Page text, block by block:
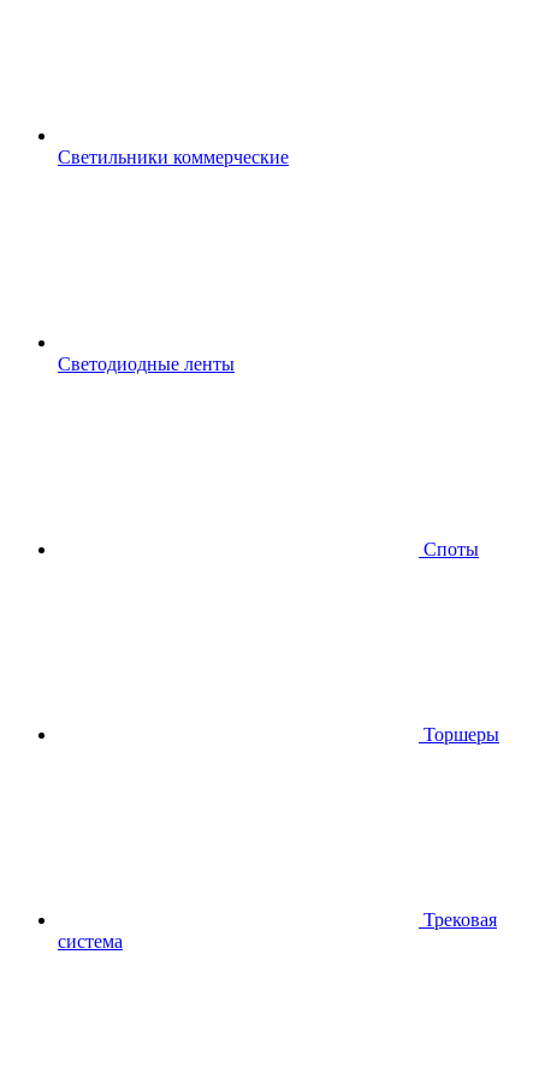
Светильники коммерческие
Светодиодные ленты
Споты
Торшеры
Трековая
система